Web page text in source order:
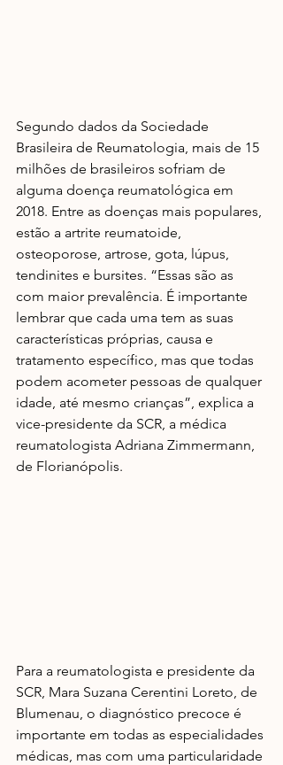
Segundo dados da Sociedade
Brasileira de Reumatologia, mais de 15
milhões de brasileiros sofriam de
alguma doença reumatológica em
2018. Entre as doenças mais populares,
estão a artrite reumatoide,
osteoporose, artrose, gota, lúpus,
tendinites e bursites. “Essas são as
com maior prevalência. É importante
lembrar que cada uma tem as suas
características próprias, causa e
tratamento específico, mas que todas
podem acometer pessoas de qualquer
idade, até mesmo crianças”, explica a
vice-presidente da SCR, a médica
reumatologista Adriana Zimmermann,
de Florianópolis.
Para a reumatologista e presidente da
SCR, Mara Suzana Cerentini Loreto, de
Blumenau, o diagnóstico precoce é
importante em todas as especialidades
médicas, mas com uma particularidade